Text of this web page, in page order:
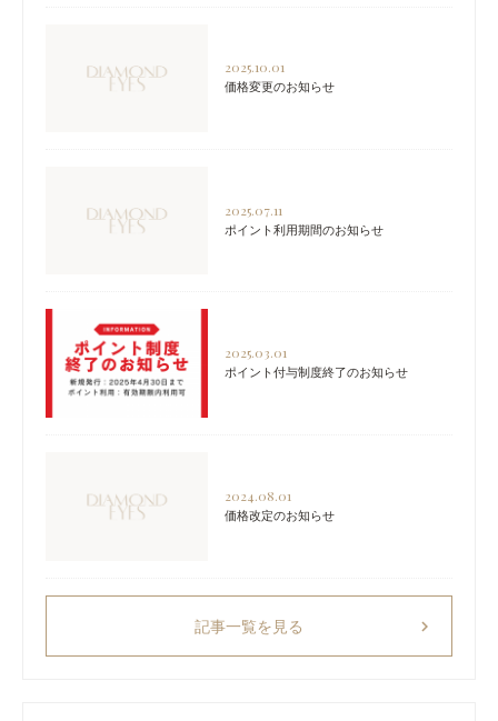
2025.10.01
価格変更のお知らせ
2025.07.11
ポイント利用期間のお知らせ
2025.03.01
ポイント付与制度終了のお知らせ
2024.08.01
価格改定のお知らせ
記事一覧を見る chevron_right